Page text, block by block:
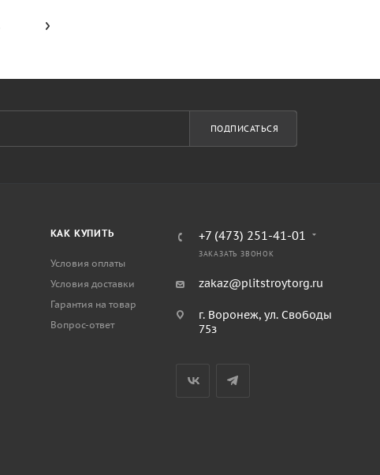
ПОДПИСАТЬСЯ
КАК КУПИТЬ
Условия оплаты
Условия доставки
Гарантия на товар
Вопрос-ответ
+7 (473) 251-41-01
ЗАКАЗАТЬ ЗВОНОК
zakaz@plitstroytorg.ru
г. Воронеж, ул. Свободы
75з